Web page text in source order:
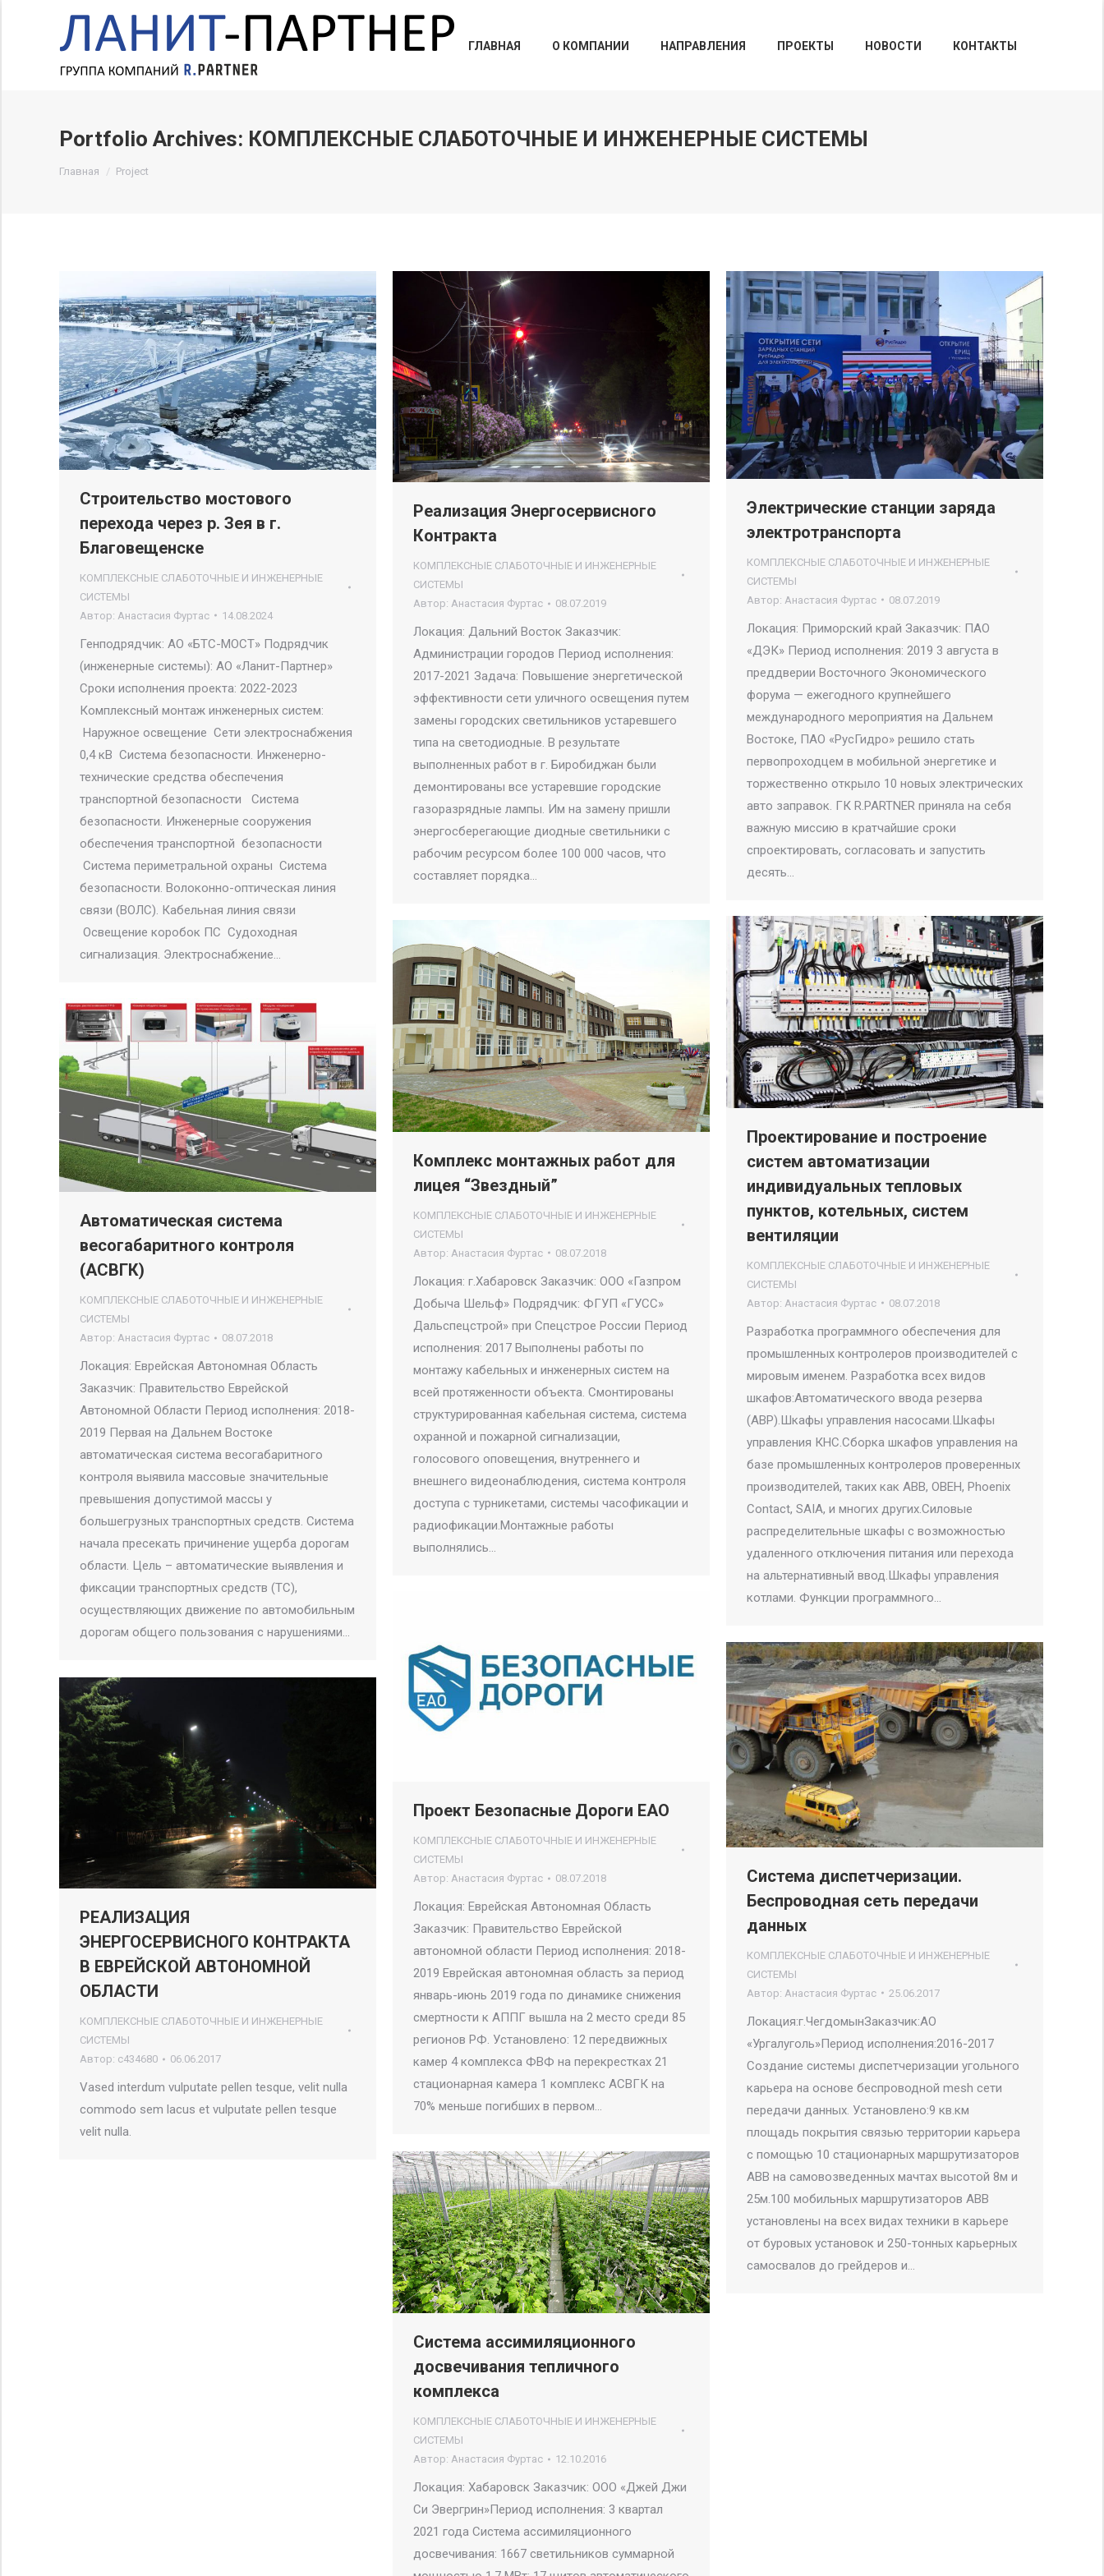
ГЛАВНАЯ О КОМПАНИИ НАПРАВЛЕНИЯ ПРОЕКТЫ НОВОСТИ КОНТАКТЫ
Portfolio Archives: КОМПЛЕКСНЫЕ СЛАБОТОЧНЫЕ И ИНЖЕНЕРНЫЕ СИСТЕМЫ
Главная Project
Строительство мостового
перехода через р. Зея в г.
Благовещенске
КОМПЛЕКСНЫЕ СЛАБОТОЧНЫЕ И ИНЖЕНЕРНЫЕ
СИСТЕМЫ
Автор: Анастасия Фуртас 14.08.2024
Генподрядчик: АО «БТС-МОСТ» Подрядчик
(инженерные системы): АО «Ланит-Партнер»
Сроки исполнения проекта: 2022-2023
Комплексный монтаж инженерных систем:
Наружное освещение Сети электроснабжения
0,4 кВ Система безопасности. Инженерно-
технические средства обеспечения
транспортной безопасности Система
безопасности. Инженерные сооружения
обеспечения транспортной безопасности
Система периметральной охраны Система
безопасности. Волоконно-оптическая линия
связи (ВОЛС). Кабельная линия связи
Освещение коробок ПС Судоходная
сигнализация. Электроснабжение…
Реализация Энергосервисного
Контракта
КОМПЛЕКСНЫЕ СЛАБОТОЧНЫЕ И ИНЖЕНЕРНЫЕ
СИСТЕМЫ
Автор: Анастасия Фуртас 08.07.2019
Локация: Дальний Восток Заказчик:
Администрации городов Период исполнения:
2017-2021 Задача: Повышение энергетической
эффективности сети уличного освещения путем
замены городских светильников устаревшего
типа на светодиодные. В результате
выполненных работ в г. Биробиджан были
демонтированы все устаревшие городские
газоразрядные лампы. Им на замену пришли
энергосберегающие диодные светильники с
рабочим ресурсом более 100 000 часов, что
составляет порядка…
Электрические станции заряда
электротранспорта
КОМПЛЕКСНЫЕ СЛАБОТОЧНЫЕ И ИНЖЕНЕРНЫЕ
СИСТЕМЫ
Автор: Анастасия Фуртас 08.07.2019
Локация: Приморский край Заказчик: ПАО
«ДЭК» Период исполнения: 2019 3 августа в
преддверии Восточного Экономического
форума — ежегодного крупнейшего
международного мероприятия на Дальнем
Востоке, ПАО «РусГидро» решило стать
первопроходцем в мобильной энергетике и
торжественно открыло 10 новых электрических
авто заправок. ГК R.PARTNER приняла на себя
важную миссию в кратчайшие сроки
спроектировать, согласовать и запустить
десять…
Проектирование и построение
систем автоматизации
индивидуальных тепловых
пунктов, котельных, систем
вентиляции
КОМПЛЕКСНЫЕ СЛАБОТОЧНЫЕ И ИНЖЕНЕРНЫЕ
СИСТЕМЫ
Автор: Анастасия Фуртас 08.07.2018
Разработка программного обеспечения для
промышленных контролеров производителей с
мировым именем. Разработка всех видов
шкафов:Автоматического ввода резерва
(АВР).Шкафы управления насосами.Шкафы
управления КНС.Сборка шкафов управления на
базе промышленных контролеров проверенных
производителей, таких как ABB, ОВЕН, Phoenix
Contact, SAIA, и многих других.Силовые
распределительные шкафы с возможностью
удаленного отключения питания или перехода
на альтернативный ввод.Шкафы управления
котлами. Функции программного…
Комплекс монтажных работ для
лицея “Звездный”
КОМПЛЕКСНЫЕ СЛАБОТОЧНЫЕ И ИНЖЕНЕРНЫЕ
СИСТЕМЫ
Автор: Анастасия Фуртас 08.07.2018
Локация: г.Хабаровск Заказчик: ООО «Газпром
Добыча Шельф» Подрядчик: ФГУП «ГУСС»
Дальспецстрой» при Спецстрое России Период
исполнения: 2017 Выполнены работы по
монтажу кабельных и инженерных систем на
всей протяженности объекта. Смонтированы
структурированная кабельная система, система
охранной и пожарной сигнализации,
голосового оповещения, внутреннего и
внешнего видеонаблюдения, система контроля
доступа с турникетами, системы часофикации и
радиофикации.Монтажные работы
выполнялись…
Автоматическая система
весогабаритного контроля
(АСВГК)
КОМПЛЕКСНЫЕ СЛАБОТОЧНЫЕ И ИНЖЕНЕРНЫЕ
СИСТЕМЫ
Автор: Анастасия Фуртас 08.07.2018
Локация: Еврейская Автономная Область
Заказчик: Правительство Еврейской
Автономной Области Период исполнения: 2018-
2019 Первая на Дальнем Востоке
автоматическая система весогабаритного
контроля выявила массовые значительные
превышения допустимой массы у
большегрузных транспортных средств. Система
начала пресекать причинение ущерба дорогам
области. Цель – автоматические выявления и
фиксации транспортных средств (ТС),
осуществляющих движение по автомобильным
дорогам общего пользования с нарушениями…
Проект Безопасные Дороги ЕАО
КОМПЛЕКСНЫЕ СЛАБОТОЧНЫЕ И ИНЖЕНЕРНЫЕ
СИСТЕМЫ
Автор: Анастасия Фуртас 08.07.2018
Локация: Еврейская Автономная Область
Заказчик: Правительство Еврейской
автономной области Период исполнения: 2018-
2019 Еврейская автономная область за период
январь-июнь 2019 года по динамике снижения
смертности к АППГ вышла на 2 место среди 85
регионов РФ. Установлено: 12 передвижных
камер 4 комплекса ФВФ на перекрестках 21
стационарная камера 1 комплекс АСВГК на
70% меньше погибших в первом…
Система диспетчеризации.
Беспроводная сеть передачи
данных
КОМПЛЕКСНЫЕ СЛАБОТОЧНЫЕ И ИНЖЕНЕРНЫЕ
СИСТЕМЫ
Автор: Анастасия Фуртас 25.06.2017
Локация:г.ЧегдомынЗаказчик:АО
«Ургалуголь»Период исполнения:2016-2017
Создание системы диспетчеризации угольного
карьера на основе беспроводной mesh сети
передачи данных. Установлено:9 кв.км
площадь покрытия связью территории карьера
с помощью 10 стационарных маршрутизаторов
ABB на самовозведенных мачтах высотой 8м и
25м.100 мобильных маршрутизаторов ABB
установлены на всех видах техники в карьере
от буровых установок и 250-тонных карьерных
самосвалов до грейдеров и…
РЕАЛИЗАЦИЯ
ЭНЕРГОСЕРВИСНОГО КОНТРАКТА
В ЕВРЕЙСКОЙ АВТОНОМНОЙ
ОБЛАСТИ
КОМПЛЕКСНЫЕ СЛАБОТОЧНЫЕ И ИНЖЕНЕРНЫЕ
СИСТЕМЫ
Автор: c434680 06.06.2017
Vased interdum vulputate pellen tesque, velit nulla
commodo sem lacus et vulputate pellen tesque
velit nulla.
Система ассимиляционного
досвечивания тепличного
комплекса
КОМПЛЕКСНЫЕ СЛАБОТОЧНЫЕ И ИНЖЕНЕРНЫЕ
СИСТЕМЫ
Автор: Анастасия Фуртас 12.10.2016
Локация: Хабаровск Заказчик: ООО «Джей Джи
Си Эвергрин»Период исполнения: 3 квартал
2021 года Система ассимиляционного
досвечивания: 1667 светильников суммарной